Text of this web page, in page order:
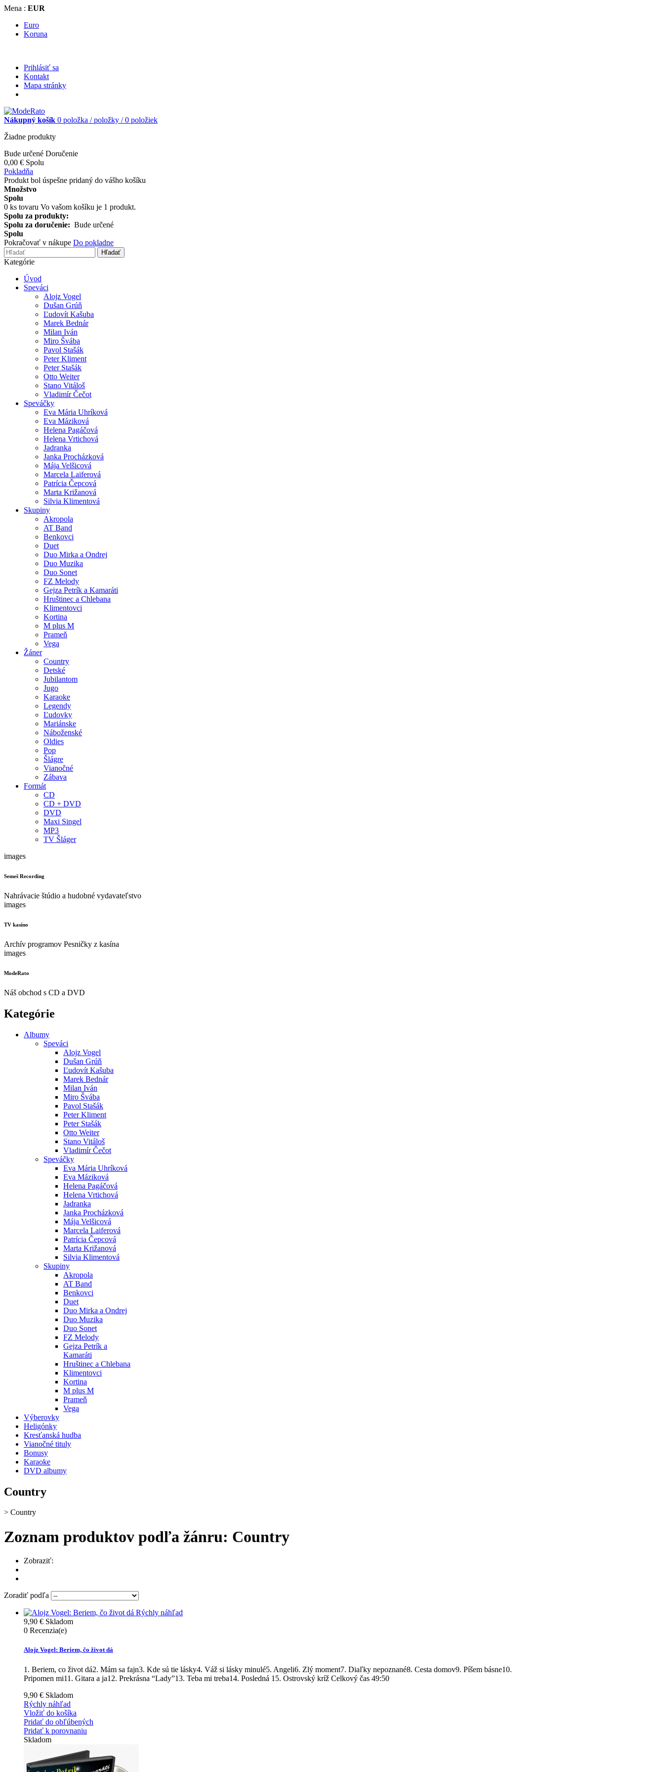
Mena : EUR
Euro
Koruna
Prihlásiť sa
Kontakt
Mapa stránky
Nákupný košík 0 položka / položky / 0 položiek
Žiadne produkty
Bude určené Doručenie
0,00 € Spolu
Pokladňa
Produkt bol úspešne pridaný do vášho košíku
Množstvo
Spolu
0 ks tovaru Vo vašom košíku je 1 produkt.
Spolu za produkty:
Spolu za doručenie: Bude určené
Spolu
Pokračovať v nákupe Do pokladne
Hľadať
Kategórie
Úvod
Speváci
Alojz Vogel
Dušan Grúň
Ľudovít Kašuba
Marek Bednár
Milan Iván
Miro Švába
Pavol Stašák
Peter Kliment
Peter Stašák
Otto Weiter
Stano Vitáloš
Vladimír Čečot
Speváčky
Eva Mária Uhríková
Eva Máziková
Helena Pagáčová
Helena Vrtichová
Jadranka
Janka Procházková
Mája Velšicová
Marcela Laiferová
Patrícia Čepcová
Marta Križanová
Silvia Klimentová
Skupiny
Akropola
AT Band
Benkovci
Duet
Duo Mirka a Ondrej
Duo Muzika
Duo Sonet
FZ Melody
Gejza Petrík a Kamaráti
Hruštinec a Chlebana
Klimentovci
Kortina
M plus M
Prameň
Vega
Žáner
Country
Detské
Jubilantom
Jugo
Karaoke
Legendy
Ľudovky
Mariánske
Náboženské
Oldies
Pop
Šlágre
Vianočné
Zábava
Formát
CD
CD + DVD
DVD
Maxi Singel
MP3
TV Šláger
images
Semeš Recording
Nahrávacie štúdio a hudobné vydavateľstvo
images
TV kasíno
Archív programov Pesničky z kasína
images
ModeRato
Náš obchod s CD a DVD
Kategórie
Albumy
Speváci
Alojz Vogel
Dušan Grúň
Ľudovít Kašuba
Marek Bednár
Milan Iván
Miro Švába
Pavol Stašák
Peter Kliment
Peter Stašák
Otto Weiter
Stano Vitáloš
Vladimír Čečot
Speváčky
Eva Mária Uhríková
Eva Máziková
Helena Pagáčová
Helena Vrtichová
Jadranka
Janka Procházková
Mája Velšicová
Marcela Laiferová
Patrícia Čepcová
Marta Križanová
Silvia Klimentová
Skupiny
Akropola
AT Band
Benkovci
Duet
Duo Mirka a Ondrej
Duo Muzika
Duo Sonet
FZ Melody
Gejza Petrík a
Kamaráti
Hruštinec a Chlebana
Klimentovci
Kortina
M plus M
Prameň
Vega
Výberovky
Heligónky
Kresťanská hudba
Vianočné tituly
Bonusy
Karaoke
DVD albumy
Country
> Country
Zoznam produktov podľa žánru: Country
Zobraziť:
Zoradiť podľa
Rýchly náhľad
9,90 € Skladom
0 Recenzia(e)
Alojz Vogel: Beriem, čo život dá
1. Beriem, co život dá2. Mám sa fajn3. Kde sú tie lásky4. Váž si lásky minulé5. Angeli6. Zlý moment7. Diaľky nepoznané8. Cesta domov9. Píšem básne10.
Pripomen mi11. Gitara a ja12. Prekrásna “Lady”13. Teba mi treba14. Posledná 15. Ostrovský kríž Celkový čas 49:50
9,90 € Skladom
Rýchly náhľad
Vložiť do košíka
Pridať do obľúbených
Pridať k porovnaniu
Skladom